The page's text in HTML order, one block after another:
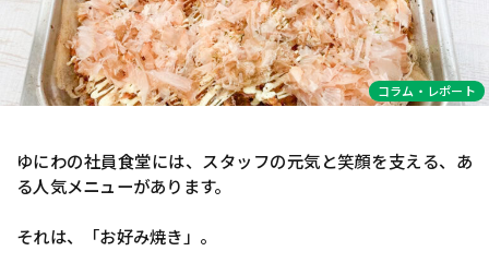
コラム・レポート
ゆにわの社員食堂には、スタッフの元気と笑顔を支える、あ
る人気メニューがあります。
それは、「お好み焼き」。